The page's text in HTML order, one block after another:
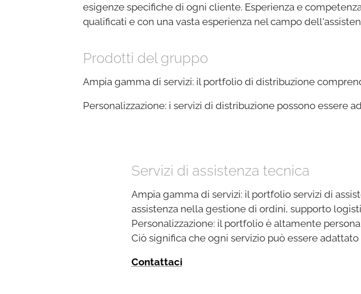
esigenze specifiche di ogni cliente. Esperienza e
qualificati e con una vasta esperienza nel campo
Prodotti del gruppo
Ampia gamma di servizi: il portfolio di distribuzione
Personalizzazione: i servizi di distribuzione possono essere
Servizi di assistenza tecnica
Ampia gamma di servizi: il portfolio servizi di
assistenza nella gestione di ordini, supporto
Personalizzazione: il portfolio è altamente
Ciò significa che ogni servizio può essere
Contattaci